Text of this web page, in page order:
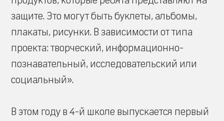
защите. Это могут быть буклеты, альбомы,
плакаты, рисунки. В зависимости от типа
проекта: творческий, информационно-
познавательный, исследовательский или
социальный».
В этом году в 4-й школе выпускается первый